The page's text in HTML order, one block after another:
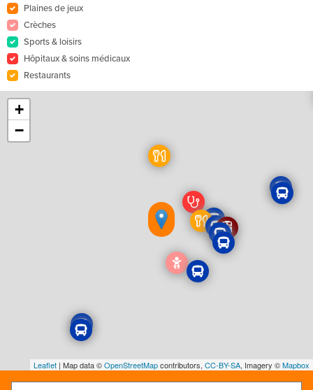
Plaines de jeux
Crèches
Sports & loisirs
Hôpitaux & soins médicaux
Restaurants
+
−
Leaflet | Map data ©OpenStreetMapcontributors, CC-BY-SA, Imagery ©Mapbox